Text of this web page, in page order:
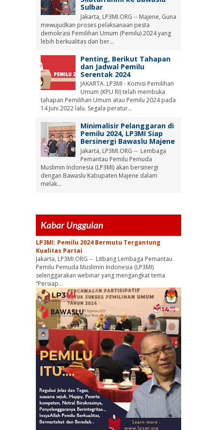
Sulbar
Jakarta, LP3MI.ORG -- Majene, Guna
mewujudkan proses pelaksanaan pesta
demokrasi Pemilihan Umum (Pemilu) 2024 yang
lebih berkualitas dan ber...
Penting, Berikut Tahapan
dan Jadwal Pemilu
Serentak 2024
JAKARTA. LP3MI - Komisi Pemilihan
Umum (KPU RI) telah membuka
tahapan Pemilihan Umum atau Pemilu 2024 pada
14 Juni 2022 lalu. Segala peratur...
Minimalisir Pelanggaran di
Pemilu 2024, LP3MI Siap
Bersinergi Bawaslu Majene
Jakarta, LP3MI.ORG -- Lembaga
Pemantau Pemilu Pemuda
Muslimin Indonesia (LP3MI) akan bersinergi
dengan Bawaslu Kabupaten Majene dalam
melak...
Kabar Unggulan
LP3MI: Pemilu 2024 Bermutu Tergantung
Kualitas Partai
Jakarta, LP3MI.ORG -- Litbang Lembaga Pemantau
Pemilu Pemuda Muslimin Indonesia (LP3MI)
selenggarakan webinar yang mengangkat tema
“Persiap...